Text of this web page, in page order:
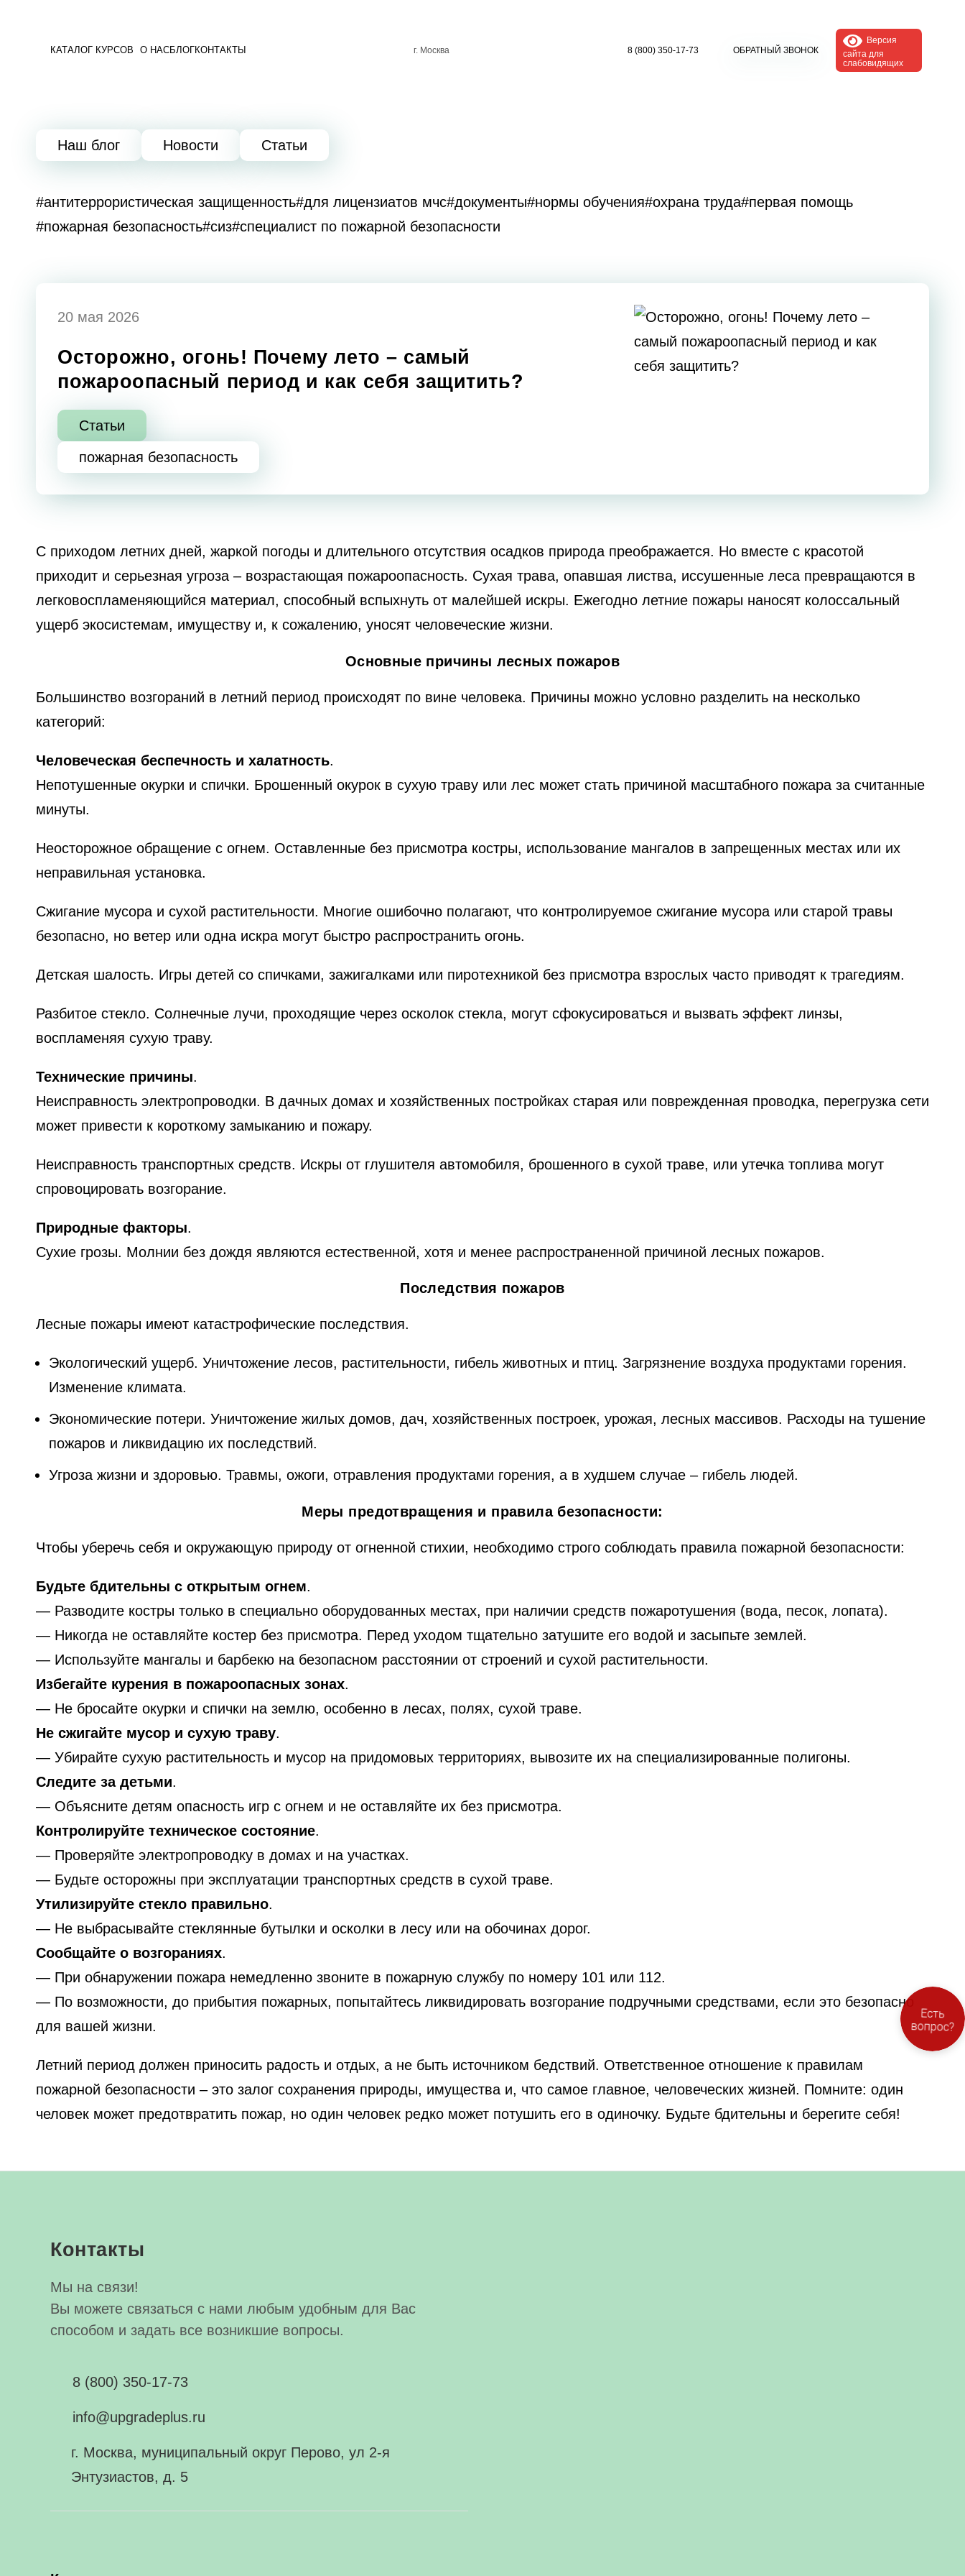
КАТАЛОГ КУРСОВ О НАСБЛОГКОНТАКТЫ г. Москва 8 (800) 350-17-73 ОБРАТНЫЙ ЗВОНОК
Версия
сайта для
слабовидящих
Наш блог Новости Статьи
#антитеррористическая защищенность#для лицензиатов мчс#документы#нормы обучения#охрана труда#первая помощь
#пожарная безопасность#сиз#специалист по пожарной безопасности
20 мая 2026
Осторожно, огонь! Почему лето – самый
пожароопасный период и как себя защитить?
Статьи
пожарная безопасность
С приходом летних дней, жаркой погоды и длительного отсутствия осадков природа преображается. Но вместе с красотой
приходит и серьезная угроза – возрастающая пожароопасность. Сухая трава, опавшая листва, иссушенные леса превращаются в
легковоспламеняющийся материал, способный вспыхнуть от малейшей искры. Ежегодно летние пожары наносят колоссальный
ущерб экосистемам, имуществу и, к сожалению, уносят человеческие жизни.
Основные причины лесных пожаров
Большинство возгораний в летний период происходят по вине человека. Причины можно условно разделить на несколько
категорий:
Человеческая беспечность и халатность.
Непотушенные окурки и спички. Брошенный окурок в сухую траву или лес может стать причиной масштабного пожара за считанные
минуты.
Неосторожное обращение с огнем. Оставленные без присмотра костры, использование мангалов в запрещенных местах или их
неправильная установка.
Сжигание мусора и сухой растительности. Многие ошибочно полагают, что контролируемое сжигание мусора или старой травы
безопасно, но ветер или одна искра могут быстро распространить огонь.
Детская шалость. Игры детей со спичками, зажигалками или пиротехникой без присмотра взрослых часто приводят к трагедиям.
Разбитое стекло. Солнечные лучи, проходящие через осколок стекла, могут сфокусироваться и вызвать эффект линзы,
воспламеняя сухую траву.
Технические причины.
Неисправность электропроводки. В дачных домах и хозяйственных постройках старая или поврежденная проводка, перегрузка сети
может привести к короткому замыканию и пожару.
Неисправность транспортных средств. Искры от глушителя автомобиля, брошенного в сухой траве, или утечка топлива могут
спровоцировать возгорание.
Природные факторы.
Сухие грозы. Молнии без дождя являются естественной, хотя и менее распространенной причиной лесных пожаров.
Последствия пожаров
Лесные пожары имеют катастрофические последствия.
Экологический ущерб. Уничтожение лесов, растительности, гибель животных и птиц. Загрязнение воздуха продуктами горения.
Изменение климата.
Экономические потери. Уничтожение жилых домов, дач, хозяйственных построек, урожая, лесных массивов. Расходы на тушение
пожаров и ликвидацию их последствий.
Угроза жизни и здоровью. Травмы, ожоги, отравления продуктами горения, а в худшем случае – гибель людей.
Меры предотвращения и правила безопасности:
Чтобы уберечь себя и окружающую природу от огненной стихии, необходимо строго соблюдать правила пожарной безопасности:
Будьте бдительны с открытым огнем.
— Разводите костры только в специально оборудованных местах, при наличии средств пожаротушения (вода, песок, лопата).
— Никогда не оставляйте костер без присмотра. Перед уходом тщательно затушите его водой и засыпьте землей.
— Используйте мангалы и барбекю на безопасном расстоянии от строений и сухой растительности.
Избегайте курения в пожароопасных зонах.
— Не бросайте окурки и спички на землю, особенно в лесах, полях, сухой траве.
Не сжигайте мусор и сухую траву.
— Убирайте сухую растительность и мусор на придомовых территориях, вывозите их на специализированные полигоны.
Следите за детьми.
— Объясните детям опасность игр с огнем и не оставляйте их без присмотра.
Контролируйте техническое состояние.
— Проверяйте электропроводку в домах и на участках.
— Будьте осторожны при эксплуатации транспортных средств в сухой траве.
Утилизируйте стекло правильно.
— Не выбрасывайте стеклянные бутылки и осколки в лесу или на обочинах дорог.
Сообщайте о возгораниях.
— При обнаружении пожара немедленно звоните в пожарную службу по номеру 101 или 112.
— По возможности, до прибытия пожарных, попытайтесь ликвидировать возгорание подручными средствами, если это безопасно
для вашей жизни.
Летний период должен приносить радость и отдых, а не быть источником бедствий. Ответственное отношение к правилам
пожарной безопасности – это залог сохранения природы, имущества и, что самое главное, человеческих жизней. Помните: один
человек может предотвратить пожар, но один человек редко может потушить его в одиночку. Будьте бдительны и берегите себя!
Контакты
Мы на связи!
Вы можете связаться с нами любым удобным для Вас
способом и задать все возникшие вопросы.
8 (800) 350-17-73
info@upgradeplus.ru
г. Москва, муниципальный округ Перово, ул 2-я
Энтузиастов, д. 5
Есть
вопрос?
Ответим за
25 секунд!